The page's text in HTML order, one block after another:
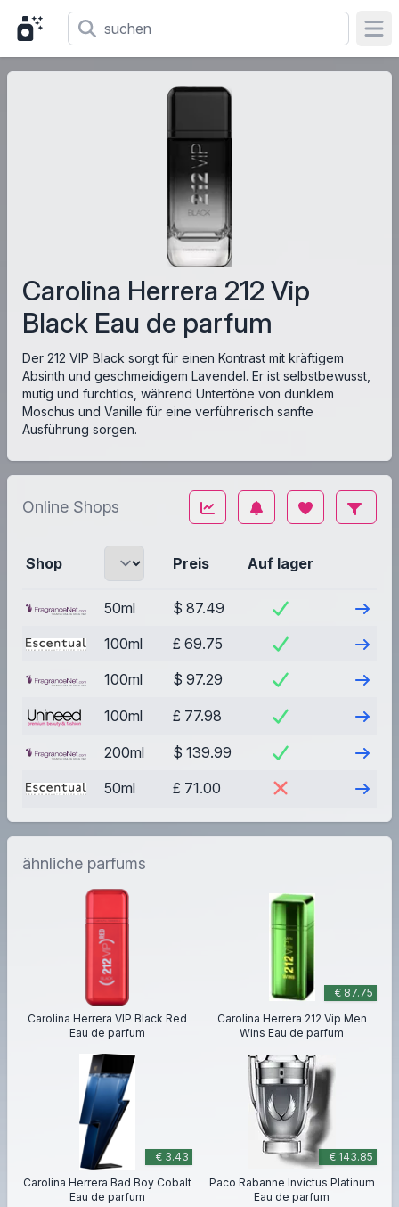
Carolina Herrera 212 Vip
Black Eau de parfum
Der 212 VIP Black sorgt für einen Kontrast mit kräftigem
Absinth und geschmeidigem Lavendel. Er ist selbstbewusst,
mutig und furchtlos, während Untertöne von dunklem
Moschus und Vanille für eine verführerisch sanfte
Ausführung sorgen.
Online Shops
Shop Preis Auf lager
50ml $ 87.49 Besuch
100ml £ 69.75 Besuch
100ml $ 97.29 Besuch
100ml £ 77.98 Besuch
200ml $ 139.99 Besuch
50ml £ 71.00 Besuch
ähnliche parfums
Carolina Herrera VIP Black Red
Eau de parfum
€ 87.75
Carolina Herrera 212 Vip Men
Wins Eau de parfum
€ 3.43
Carolina Herrera Bad Boy Cobalt
Eau de parfum
€ 143.85
Paco Rabanne Invictus Platinum
Eau de parfum